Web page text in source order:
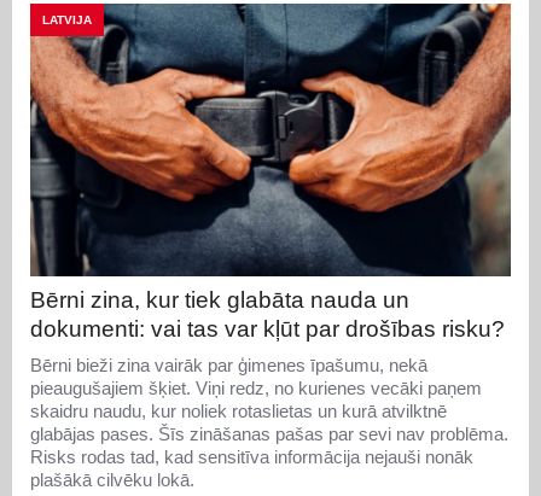
LATVIJA
Bērni zina, kur tiek glabāta nauda un
dokumenti: vai tas var kļūt par drošības risku?
Bērni bieži zina vairāk par ģimenes īpašumu, nekā
pieaugušajiem šķiet. Viņi redz, no kurienes vecāki paņem
skaidru naudu, kur noliek rotaslietas un kurā atvilktnē
glabājas pases. Šīs zināšanas pašas par sevi nav problēma.
Risks rodas tad, kad sensitīva informācija nejauši nonāk
plašākā cilvēku lokā.